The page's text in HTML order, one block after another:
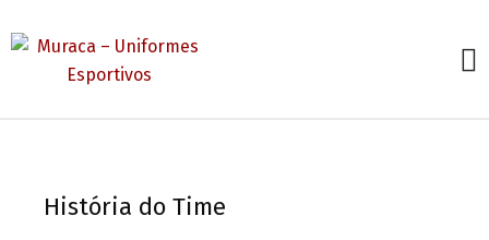
História do Time